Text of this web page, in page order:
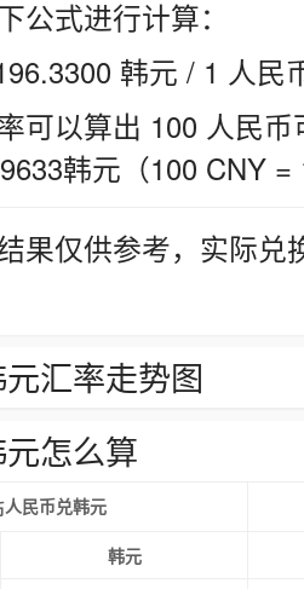
公式进行计算：
韩元 / 1 人民
可以算出 100 人民
韩元（100 CNY =
果仅供参考，实际
汇率走势图
怎么算
人民币兑韩元
韩元